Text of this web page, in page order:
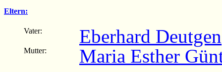
Eltern:
Vater: Eberhard Deutgen
Mutter: Maria Esther